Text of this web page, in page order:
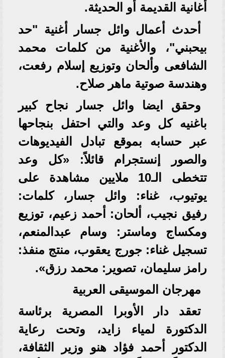
أغانية القديمة أو الحديثة.
أحدث أعمال وائل جسار أغنية "حد
بيحبني"، والأغنية من كلمات محمد
الشافعى وألحان وتوزيع إسلام رفعت،
وهندسة صوتية ماهر صلاح.
وحقق ايضا وائل جسار نجاح كبير
باغنيه كل وعد والتي احتفل بنجاحها
عبر حسابه بموقع تبادل الفيديوهات
والصور إنستجرام قائلاً: «كل وعد
تتخطى الـ10 ملايين مشاهدة على
يوتيوب، غناء: وائل جسار، كلمات:
رفيق نجيب، ألحان: أحمد زعيم، توزيع
ومكساج وماستر: وسام عبدالمنعم،
تسجيل غناء: جورج يعقوب، منتج منفذ:
رامز سليمان، تصوير: محمد رزق».
مهرجان الموسيقى العربية
تعقد دار الأوبرا المصرية برئاسة
الدكتورة لمياء زايد، وتحت رعاية
الدكتور أحمد فؤاد هنو وزير الثقافة،